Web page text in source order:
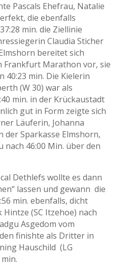
Pascals Ehefrau, Natalie
die ebenfalls
min. die Ziellinie
Claudia Sticher
bereitet sich
Frankfurt Marathon vor, sie
40:23 min. Die Kielerin
(W 30) war als
min. in der Krückaustadt
gut in Form zeigte sich
Läuferin, Johanna
der Sparkasse Elmshorn,
nach 46:00 Min. über den
Dethlefs wollte es dann
lassen und gewann die
min. ebenfalls, dicht
(SC Itzehoe) nach
Asgedom vom
finishte als Dritter in
Hauschild (LG